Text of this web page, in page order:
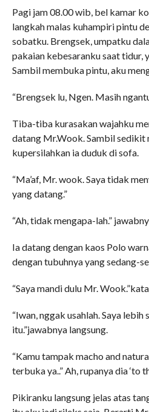
Pagi jam 08.00 wib, bel kamar
langkah malas kuhampiri pintu
sobatku. Brengsek, umpatku
pakaian kebesaranku saat tidur,
Sambil membuka pintu, aku
“Brengsek lu, Ngen. Masih
Tiba-tiba kurasakan wajahku
datang Mr.Wook. Sambil sedikit
kupersilahkan ia duduk di sofa.
“Ma’af, Mr. wook. Saya tidak
yang datang.”
“Ah, tidak mengapa-lah.”
Ia datang dengan kaos Polo
dengan tubuhnya yang sedang-
“Saya mandi dulu Mr.
“Iwan, nggak usahlah. Saya
itu.”jawabnya langsung.
“Kamu tampak macho and
terbuka ya..” Ah, rupanya dia ‘to
Pikiranku langsung jelas atas